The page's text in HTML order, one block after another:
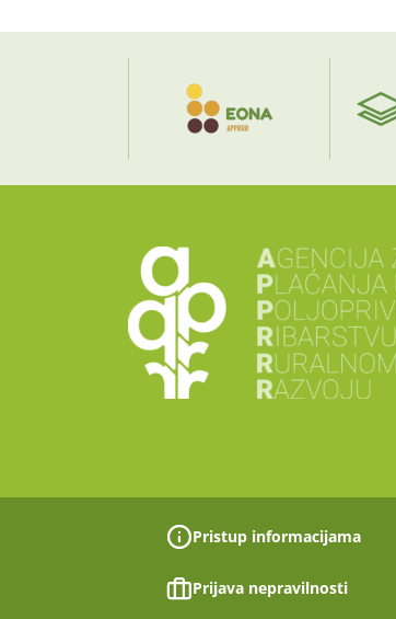
Pristup informacijama
Prijava nepravilnosti